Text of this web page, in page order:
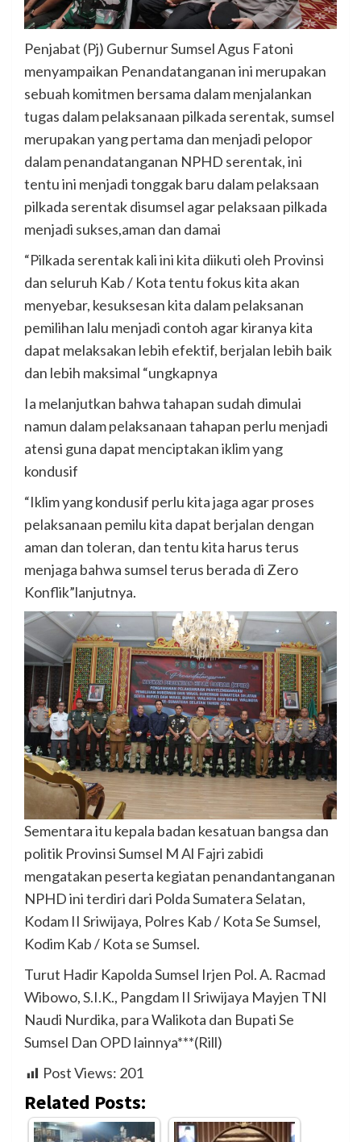
Penjabat (Pj) Gubernur Sumsel Agus Fatoni
menyampaikan Penandatanganan ini merupakan
sebuah komitmen bersama dalam menjalankan
tugas dalam pelaksanaan pilkada serentak, sumsel
merupakan yang pertama dan menjadi pelopor
dalam penandatanganan NPHD serentak, ini
tentu ini menjadi tonggak baru dalam pelaksaan
pilkada serentak disumsel agar pelaksaan pilkada
menjadi sukses,aman dan damai
“Pilkada serentak kali ini kita diikuti oleh Provinsi
dan seluruh Kab / Kota tentu fokus kita akan
menyebar, kesuksesan kita dalam pelaksanan
pemilihan lalu menjadi contoh agar kiranya kita
dapat melaksakan lebih efektif, berjalan lebih baik
dan lebih maksimal “ungkapnya
Ia melanjutkan bahwa tahapan sudah dimulai
namun dalam pelaksanaan tahapan perlu menjadi
atensi guna dapat menciptakan iklim yang
kondusif
“Iklim yang kondusif perlu kita jaga agar proses
pelaksanaan pemilu kita dapat berjalan dengan
aman dan toleran, dan tentu kita harus terus
menjaga bahwa sumsel terus berada di Zero
Konflik”lanjutnya.
Sementara itu kepala badan kesatuan bangsa dan
politik Provinsi Sumsel M Al Fajri zabidi
mengatakan peserta kegiatan penandantanganan
NPHD ini terdiri dari Polda Sumatera Selatan,
Kodam II Sriwijaya, Polres Kab / Kota Se Sumsel,
Kodim Kab / Kota se Sumsel.
Turut Hadir Kapolda Sumsel Irjen Pol. A. Racmad
Wibowo, S.I.K., Pangdam II Sriwijaya Mayjen TNI
Naudi Nurdika, para Walikota dan Bupati Se
Sumsel Dan OPD lainnya***(Rill)
Post Views: 201
Related Posts: